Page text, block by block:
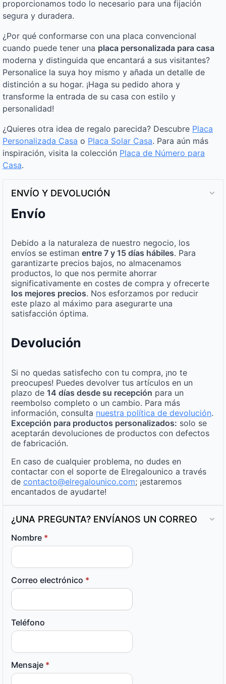
proporcionamos todo lo necesario para una fijación
segura y duradera.
¿Por qué conformarse con una placa convencional
cuando puede tener una placa personalizada para casa
moderna y distinguida que encantará a sus visitantes?
Personalice la suya hoy mismo y añada un detalle de
distinción a su hogar. ¡Haga su pedido ahora y
transforme la entrada de su casa con estilo y
personalidad!
¿Quieres otra idea de regalo parecida? Descubre Placa
Personalizada Casa o Placa Solar Casa. Para aún más
inspiración, visita la colección Placa de Número para
Casa.
ENVÍO Y DEVOLUCIÓN
Envío
Debido a la naturaleza de nuestro negocio, los
envíos se estiman entre 7 y 15 días hábiles. Para
garantizarte precios bajos, no almacenamos
productos, lo que nos permite ahorrar
significativamente en costes de compra y ofrecerte
los mejores precios. Nos esforzamos por reducir
este plazo al máximo para asegurarte una
satisfacción óptima.
Devolución
Si no quedas satisfecho con tu compra, ¡no te
preocupes! Puedes devolver tus artículos en un
plazo de 14 días desde su recepción para un
reembolso completo o un cambio. Para más
información, consulta nuestra política de devolución.
Excepción para productos personalizados: solo se
aceptarán devoluciones de productos con defectos
de fabricación.
En caso de cualquier problema, no dudes en
contactar con el soporte de Elregalounico a través
de contacto@elregalounico.com; ¡estaremos
encantados de ayudarte!
¿UNA PREGUNTA? ENVÍANOS UN CORREO
Nombre *
Correo electrónico *
Teléfono
Mensaje *